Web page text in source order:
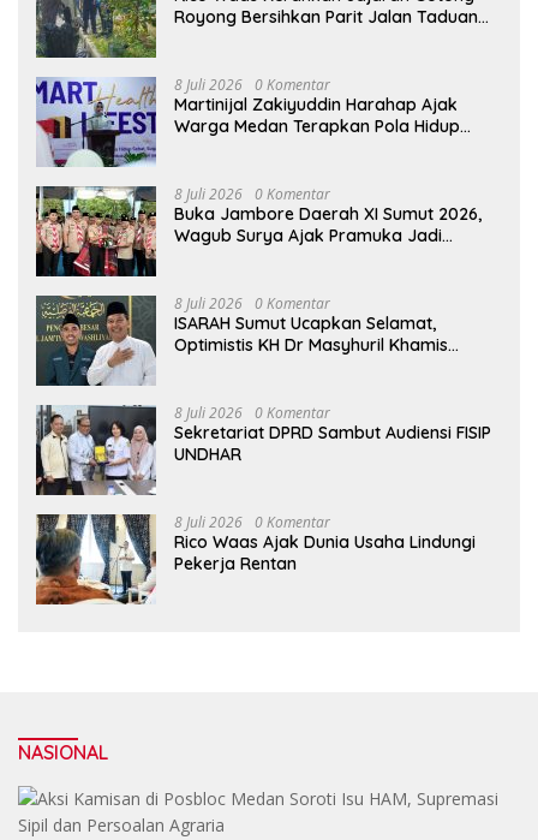
Royong Bersihkan Parit Jalan Taduan
8 Juli 2026 0 Komentar
Martinijal Zakiyuddin Harahap Ajak
Warga Medan Terapkan Pola Hidup
8 Juli 2026 0 Komentar
Buka Jambore Daerah XI Sumut 2026,
Wagub Surya Ajak Pramuka Jadi
8 Juli 2026 0 Komentar
ISARAH Sumut Ucapkan Selamat,
Optimistis KH Dr Masyhuril Khamis
8 Juli 2026 0 Komentar
Sekretariat DPRD Sambut Audiensi FISIP
UNDHAR
8 Juli 2026 0 Komentar
Rico Waas Ajak Dunia Usaha Lindungi
Pekerja Rentan
NASIONAL